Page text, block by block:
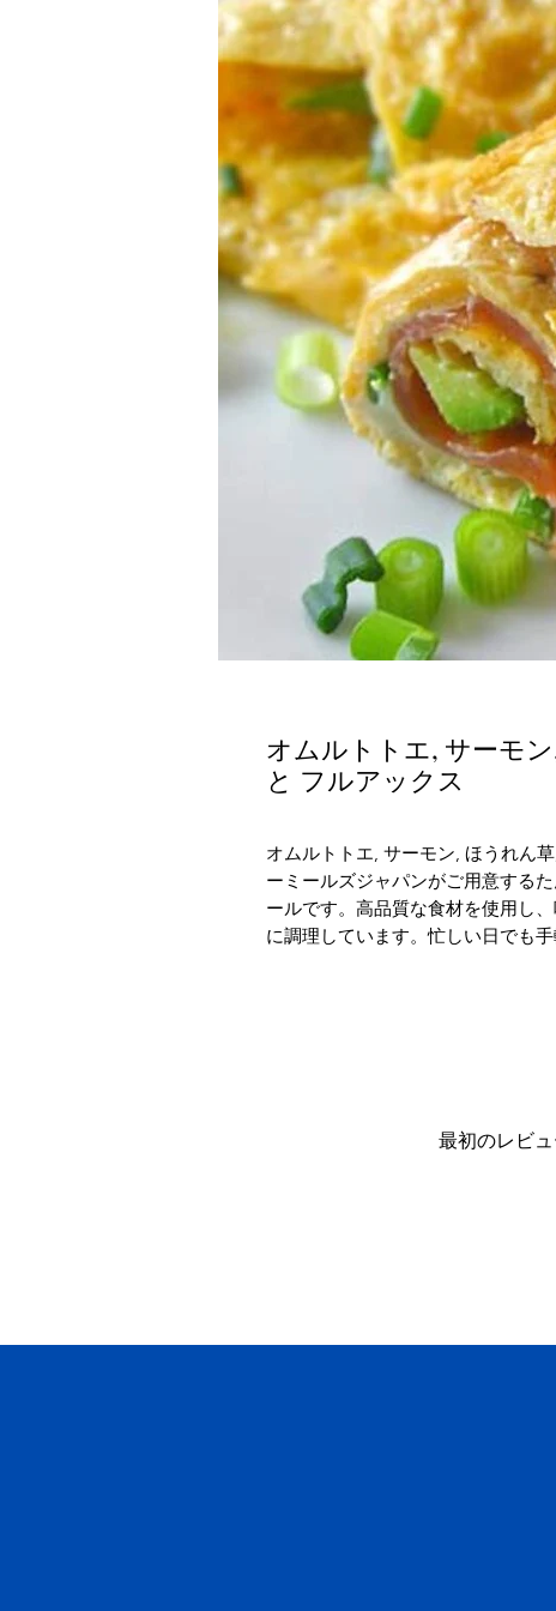
オムルトトエ, サーモ
と フルアックス
オムルトトエ, サーモン, ほうれん
ーミールズジャパンがご用意する
ールです。高品質な食材を使用し
に調理しています。忙しい日でも
最初のレビ